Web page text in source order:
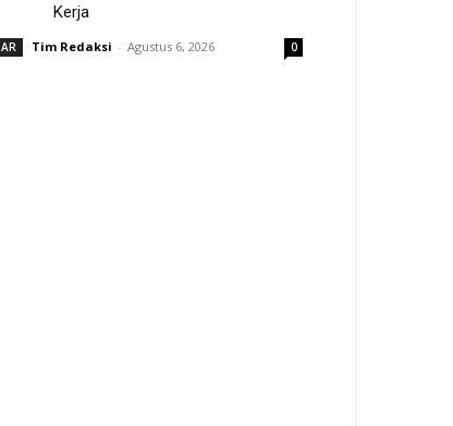
Kerja
Tim Redaksi - Agustus 6, 2026 0